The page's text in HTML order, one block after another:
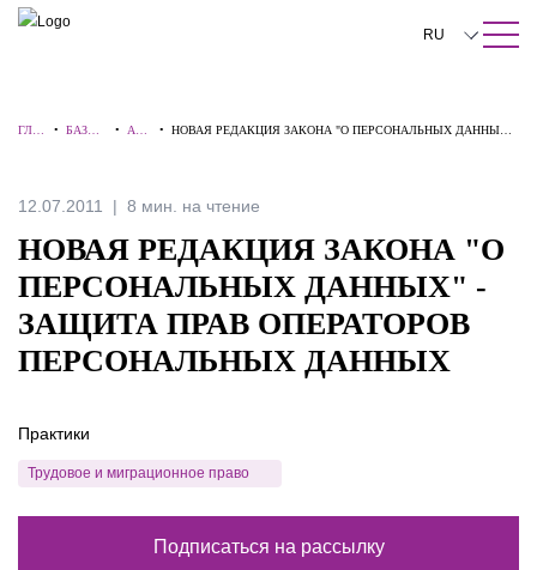
ПОИСК ПО САЙТУ Закрыть
RU
中文
Italiano
Español
ГЛА
•БАЗА
• АЛЕ
•НОВАЯ РЕДАКЦИЯ ЗАКОНА "О ПЕРСОНАЛЬНЫХ ДАННЫХ"
12.07.2011 8 мин. на чтение
НОВАЯ РЕДАКЦИЯ ЗАКОНА "О
ПЕРСОНАЛЬНЫХ ДАННЫХ" -
ЗАЩИТА ПРАВ ОПЕРАТОРОВ
ПЕРСОНАЛЬНЫХ ДАННЫХ
Практики
Трудовое и миграционное право
Подписаться на рассылку